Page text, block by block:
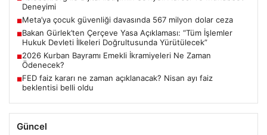
Deneyimi
■Meta’ya çocuk güvenliği davasında 567 milyon dolar ceza
■Bakan Gürlek’ten Çerçeve Yasa Açıklaması: “Tüm İşlemler
Hukuk Devleti İlkeleri Doğrultusunda Yürütülecek”
■2026 Kurban Bayramı Emekli İkramiyeleri Ne Zaman
Ödenecek?
■FED faiz kararı ne zaman açıklanacak? Nisan ayı faiz
beklentisi belli oldu
Güncel